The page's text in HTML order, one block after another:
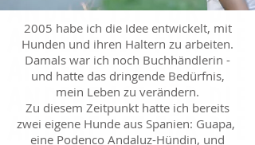
2005 habe ich die Idee entwickelt, mit
Hunden und ihren Haltern zu arbeiten.
Damals war ich noch Buchhändlerin -
und hatte das dringende Bedürfnis,
mein Leben zu verändern.
Zu diesem Zeitpunkt hatte ich bereits
zwei eigene Hunde aus Spanien: Guapa,
eine Podenco Andaluz-Hündin, und